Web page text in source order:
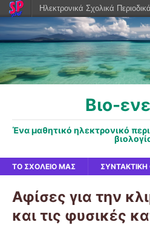
Βιο-
Ένα μαθητικό ηλεκτρονικό
ΤΟ ΣΧΟΛΕΊΟ ΜΑΣ
Αφίσες για την
και τις φυσικές
Ηλεκτρονικά Σχολικά